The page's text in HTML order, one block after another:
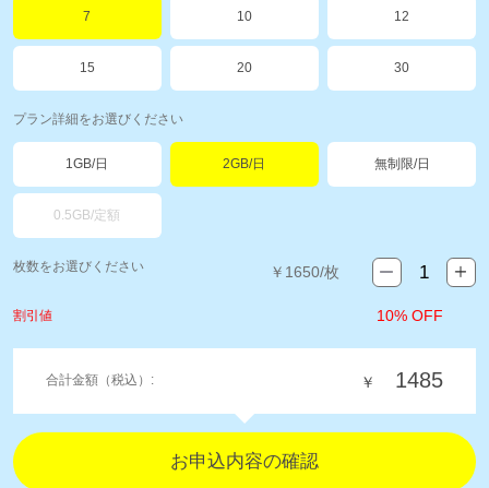
7 10 12
15 20 30
プラン詳細をお選びください
1GB/日 2GB/日 無制限/日
0.5GB/定額
枚数をお選びください ￥ 1650/枚
割引値 10% OFF
合計金額（税込）: ￥ 1485